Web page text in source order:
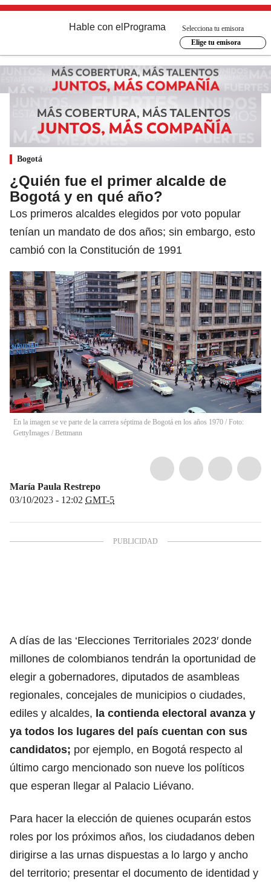
Hable con el Programa
Selecciona tu emisora
Elige tu emisora
Bogotá
¿Quién fue el primer alcalde de
Bogotá y en qué año?
Los primeros alcaldes elegidos por voto popular
tenían un mandato de dos años; sin embargo, esto
cambió con la Constitución de 1991
En la imagen se ve parte de la carrera séptima de Bogotá en los años 1970 / Foto:
GettyImages / Bettmann
María Paula Restrepo
03/10/2023 - 12:02 GMT-5
A días de las ‘Elecciones Territoriales 2023′ donde
millones de colombianos tendrán la oportunidad de
elegir a gobernadores, diputados de asambleas
regionales, concejales de municipios o ciudades,
ediles y alcaldes, la contienda electoral avanza y
ya todos los lugares del país cuentan con sus
candidatos; por ejemplo, en Bogotá respecto al
último cargo mencionado son nueve los políticos
que esperan llegar al Palacio Liévano.
Para hacer la elección de quienes ocuparán estos
roles por los próximos años, los ciudadanos deben
dirigirse a las urnas dispuestas a lo largo y ancho
del territorio; presentar el documento de identidad y